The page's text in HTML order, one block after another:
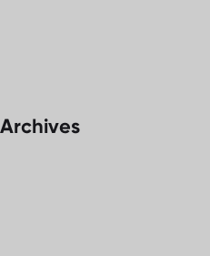
Archives